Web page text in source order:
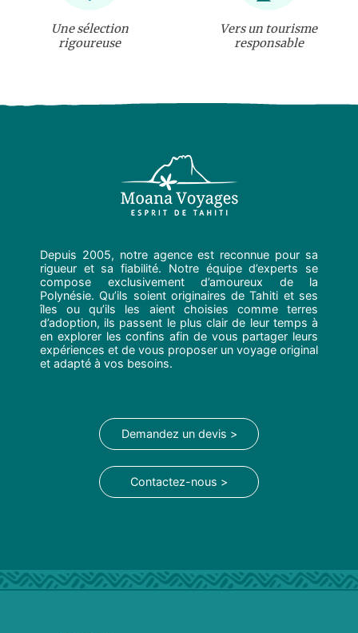
Une sélection
rigoureuse
Vers un tourisme
responsable
Depuis 2005, notre agence est reconnue pour sa
rigueur et sa fiabilité. Notre équipe d’experts se
compose exclusivement d’amoureux de la
Polynésie. Qu’ils soient originaires de Tahiti et ses
îles ou qu’ils les aient choisies comme terres
d’adoption, ils passent le plus clair de leur temps à
en explorer les confins afin de vous partager leurs
expériences et de vous proposer un voyage original
et adapté à vos besoins.
Demandez un devis >
Contactez-nous >